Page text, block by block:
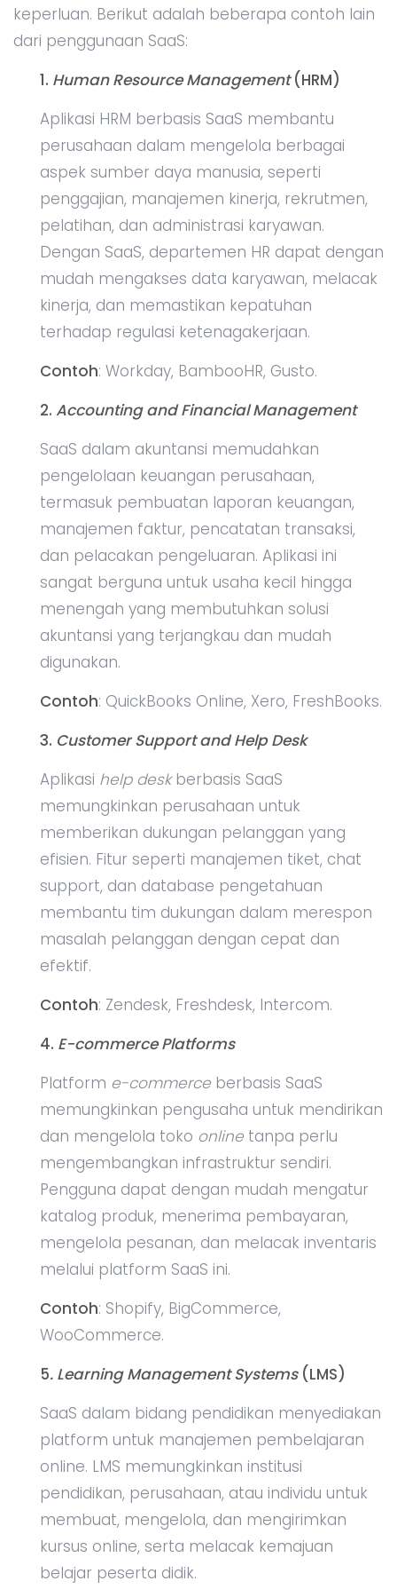
keperluan. Berikut adalah beberapa contoh lain
dari penggunaan SaaS:
1. Human Resource Management(HRM)
Aplikasi HRM berbasis SaaS membantu
perusahaan dalam mengelola berbagai
aspek sumber daya manusia, seperti
penggajian, manajemen kinerja, rekrutmen,
pelatihan, dan administrasi karyawan.
Dengan SaaS, departemen HR dapat dengan
mudah mengakses data karyawan, melacak
kinerja, dan memastikan kepatuhan
terhadap regulasi ketenagakerjaan.
Contoh: Workday, BambooHR, Gusto.
2. Accounting and Financial Management
SaaS dalam akuntansi memudahkan
pengelolaan keuangan perusahaan,
termasuk pembuatan laporan keuangan,
manajemen faktur, pencatatan transaksi,
dan pelacakan pengeluaran. Aplikasi ini
sangat berguna untuk usaha kecil hingga
menengah yang membutuhkan solusi
akuntansi yang terjangkau dan mudah
digunakan.
Contoh: QuickBooks Online, Xero, FreshBooks.
3. CustomerSupportand Help Desk
Aplikasi help desk berbasis SaaS
memungkinkan perusahaan untuk
memberikan dukungan pelanggan yang
efisien. Fitur seperti manajemen tiket, chat
support, dan database pengetahuan
membantu tim dukungan dalam merespon
masalah pelanggan dengan cepat dan
efektif.
Contoh: Zendesk, Freshdesk, Intercom.
4. E-commercePlatforms
Platform e-commerce berbasis SaaS
memungkinkan pengusaha untuk mendirikan
dan mengelola toko online tanpa perlu
mengembangkan infrastruktur sendiri.
Pengguna dapat dengan mudah mengatur
katalog produk, menerima pembayaran,
mengelola pesanan, dan melacak inventaris
melalui platform SaaS ini.
Contoh: Shopify, BigCommerce,
WooCommerce.
5. Learning Management Systems(LMS)
SaaS dalam bidang pendidikan menyediakan
platform untuk manajemen pembelajaran
online. LMS memungkinkan institusi
pendidikan, perusahaan, atau individu untuk
membuat, mengelola, dan mengirimkan
kursus online, serta melacak kemajuan
belajar peserta didik.